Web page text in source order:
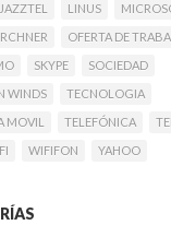
JAZZTEL LINUS
OFERTA DE
SKYPE
SOCIEDAD
WINDS
TECNOLOGIA
MOVIL
TELEFÓNICA
WIFIFON YAHOO